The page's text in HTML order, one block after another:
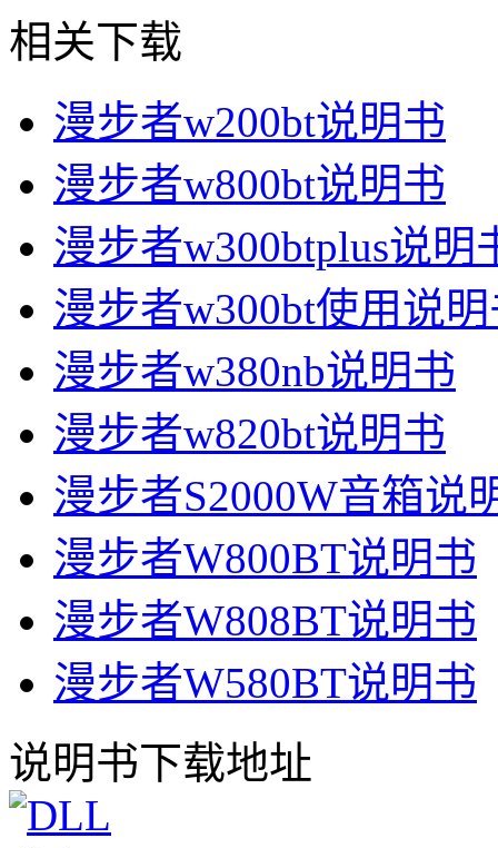
相关下载
漫步者w200bt说明书
漫步者w800bt说明书
漫步者w300btplus说明
漫步者w300bt使用说
漫步者w380nb说明书
漫步者w820bt说明书
漫步者S2000W音箱说
漫步者W800BT说明书
漫步者W808BT说明书
漫步者W580BT说明书
说明书下载地址